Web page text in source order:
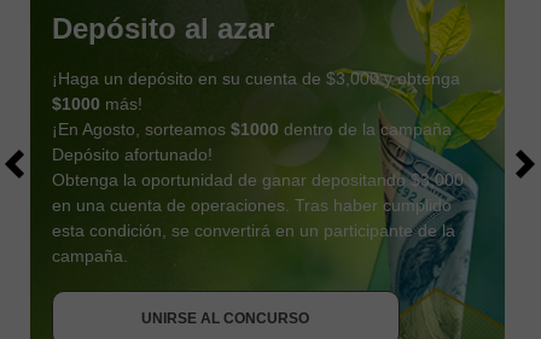
Depósito al azar
¡Haga un depósito en su cuenta de $3,000 y obtenga
$1000 más!
¡En Agosto, sorteamos $1000 dentro de la campaña
Depósito afortunado!
Obtenga la oportunidad de ganar depositando $3,000
en una cuenta de operaciones. Tras haber cumplido
esta condición, se convertirá en un participante de la
campaña.
UNIRSE AL CONCURSO
OBTENER BONO